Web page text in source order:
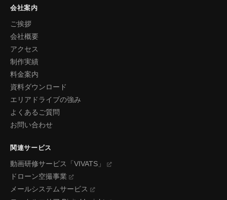
会社案内
ご挨拶
会社概要
アクセス
制作実績
料金案内
資料ダウンロード
エリアドライブの強み
よくあるご質問
お問い合わせ
関連サービス
動画研修サービス「VIVATS」
ドローン空撮事業
メールシステムサービス